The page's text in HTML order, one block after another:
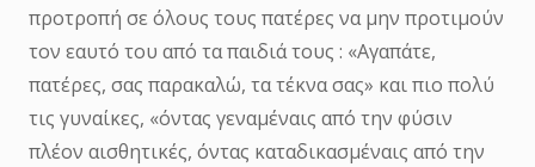
προτροπή σε όλους τους πατέρες να μην προτιμούν
τον εαυτό του από τα παιδιά τους : «Αγαπάτε,
πατέρες, σας παρακαλώ, τα τέκνα σας» και πιο πολύ
τις γυναίκες, «όντας γεναμέναις από την φύσιν
πλέον αισθητικές, όντας καταδικασμέναις από την